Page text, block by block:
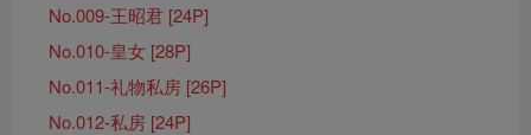
No.009-王昭君 [24P]
No.010-皇女 [28P]
No.011-礼物私房 [26P]
No.012-私房 [24P]